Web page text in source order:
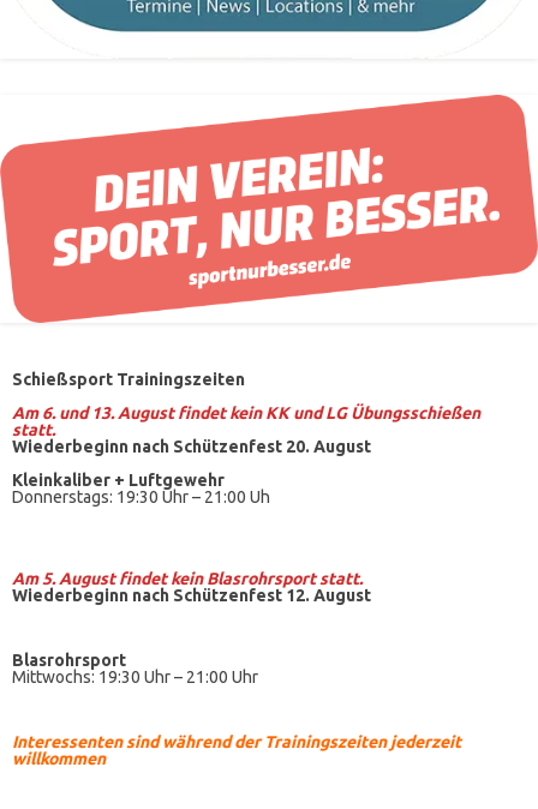
Schießsport Trainingszeiten
Am 6. und 13. August findet kein KK und LG Übungsschießen
statt.
Wiederbeginn nach Schützenfest 20. August
Kleinkaliber + Luftgewehr
Donnerstags: 19:30 Uhr – 21:00 Uh
Am 5. August findet keinBlasrohrsport statt.
Wiederbeginn nach Schützenfest 12. August
Blasrohrsport
Mittwochs: 19:30 Uhr – 21:00 Uhr
Interessenten sind während der Trainingszeiten jederzeit
willkommen